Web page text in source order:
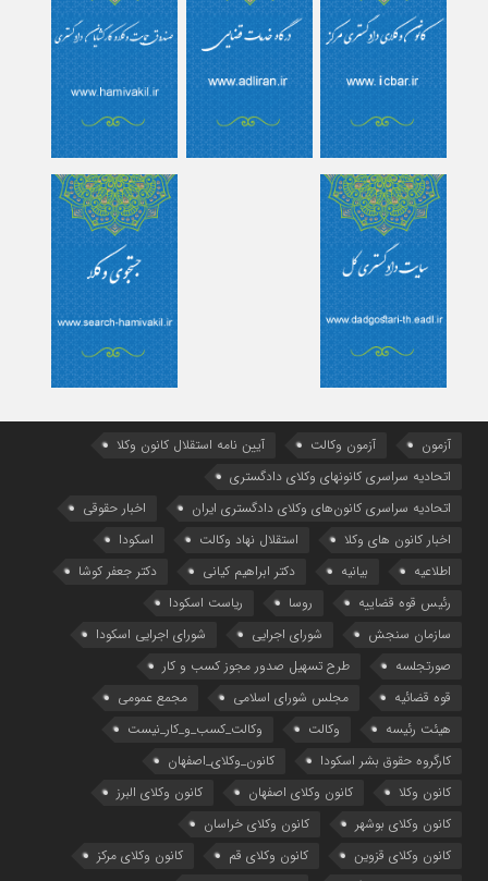
آزمون آزمون وکالت
آیین ‌نامه استقلال کانون وکلا
اتحادیه سراسری کانونهای وکلای دادگستری
اتحادیه سراسری کانون‌های وکلای دادگستری ایران
اخبار حقوقی
اخبار کانون های وکلا
استقلال نهاد وکالت
اسکودا
اطلاعیه
بیانیه دکتر ابراهیم کیانی
دکتر جعفر کوشا
رئیس قوه قضاییه
روسا
ریاست اسکودا
سازمان سنجش
شورای اجرایی
شورای اجرایی اسکودا
صورتجلسه
طرح تسهیل صدور مجوز کسب و کار
قوه قضائیه
مجلس شورای اسلامی
مجمع عمومی
هیئت رئیسه
وکالت
وکالت_کسب_و_کار_نیست
کارگروه حقوق بشر اسکودا
کانون_وکلای_اصفهان
کانون وکلا
کانون وکلای اصفهان
کانون وکلای البرز
کانون وکلای بوشهر
کانون وکلای خراسان
کانون وکلای قزوین
کانون وکلای قم
کانون وکلای مرکز